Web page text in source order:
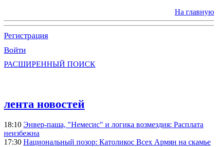
На главную
Регистрация
Войти
РАСШИРЕННЫЙ ПОИСК
лента новостей
18:10 Энвер-паша, "Немесис" и логика возмездия: Расплата
неизбежна
17:30 Национальный позор: Католикос Всех Армян на скамье